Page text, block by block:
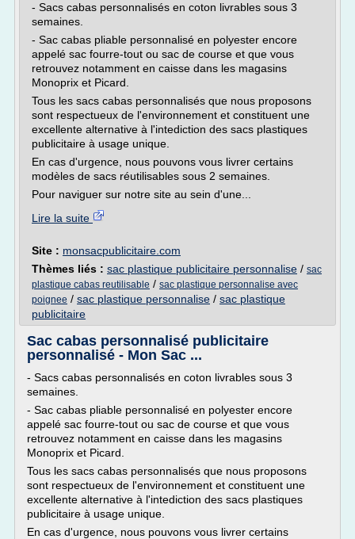
- Sacs cabas personnalisés en coton livrables sous 3
semaines.
- Sac cabas pliable personnalisé en polyester encore
appelé sac fourre-tout ou sac de course et que vous
retrouvez notamment en caisse dans les magasins
Monoprix et Picard.
Tous les sacs cabas personnalisés que nous proposons
sont respectueux de l'environnement et constituent une
excellente alternative à l'intediction des sacs plastiques
publicitaire à usage unique.
En cas d'urgence, nous pouvons vous livrer certains
modèles de sacs réutilisables sous 2 semaines.
Pour naviguer sur notre site au sein d'une...
Lire la suite
Site : monsacpublicitaire.com
Thèmes liés : sac plastique publicitaire personnalise / sac
plastique cabas reutilisable / sac plastique personnalise avec
poignee / sac plastique personnalise / sac plastique
publicitaire
Sac cabas personnalisé publicitaire
personnalisé - Mon Sac ...
- Sacs cabas personnalisés en coton livrables sous 3
semaines.
- Sac cabas pliable personnalisé en polyester encore
appelé sac fourre-tout ou sac de course et que vous
retrouvez notamment en caisse dans les magasins
Monoprix et Picard.
Tous les sacs cabas personnalisés que nous proposons
sont respectueux de l'environnement et constituent une
excellente alternative à l'intediction des sacs plastiques
publicitaire à usage unique.
En cas d'urgence, nous pouvons vous livrer certains